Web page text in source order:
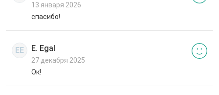
13 января 2026
спасибо!
EE E. Egal
27 декабря 2025
Ок!